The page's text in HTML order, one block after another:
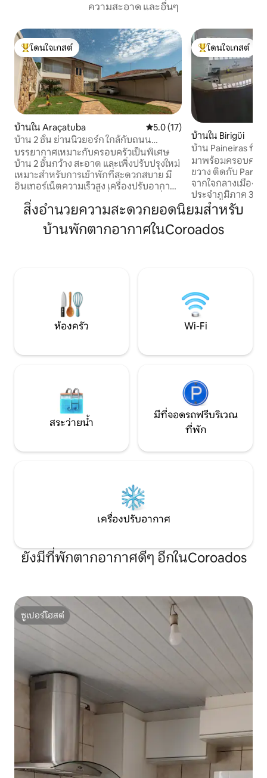
ความสะอาด และอื่นๆ
โดนใจเกสต์ที่สุด
โดนใจเกสต์
บ้านใน Araçatuba คะแนนเฉลี่ย 5.0 จาก 5, 17 รีวิว
5.0 (17)
บ้าน 2 ชั้น ย่านนิวยอร์ก ใกล้กับถนน
บราซิเลีย/รอนดอน
บรรยากาศเหมาะกับครอบครัวเป็นพิเศษ
บ้าน 2 ชั้นกว้าง สะอาด และเพิ่งปรับปรุงใหม่
เหมาะสำหรับการเข้าพักที่สะดวกสบาย มี
อินเทอร์เน็ตความเร็วสูง เครื่องปรับอากาศ
ในทุกห้อง และห้องครัวที่มีอุปกรณ์ เครื่อง
แก้ว จาน และชุดมีดช้อนส้อมครบครัน ที่พัก
ได้รับการดูแลเป็นอย่างดีและเตรียมพร้อม
เพื่อต้อนรับผู้เข้าพักอย่างสะดวกสบาย
โดนใจเกสต์ที่สุด
โดนใจเกสต์
บ้านใน Birigüi
บ้าน Paineiras ที่ย
ประจำภูมิภาค - บิ
มาพร้อมครอบครัว
ขวาง ติดกับ
จากใจกลางเมือง
ประจำภูมิภาค 3 น
ทางหลวงได้อย่างร
ประตูอิเล็กทรอนิก
ภายนอก และรั้วไ
โซฟาและสมาร์ททีวี
สิ่งอำนวยความสะดวกยอดนิยมสำหรับ
บ้านพักตากอากาศในCoroados
ห้องครัว Wi-Fi
สระว่ายน้ำ
มีที่จอดรถฟรีบริเวณ
ที่พัก
เครื่องปรับอากาศ
ยังมีที่พักตากอากาศดีๆ อีกในCoroados
ซูเปอร์โฮสต์
ซูเปอร์โฮสต์